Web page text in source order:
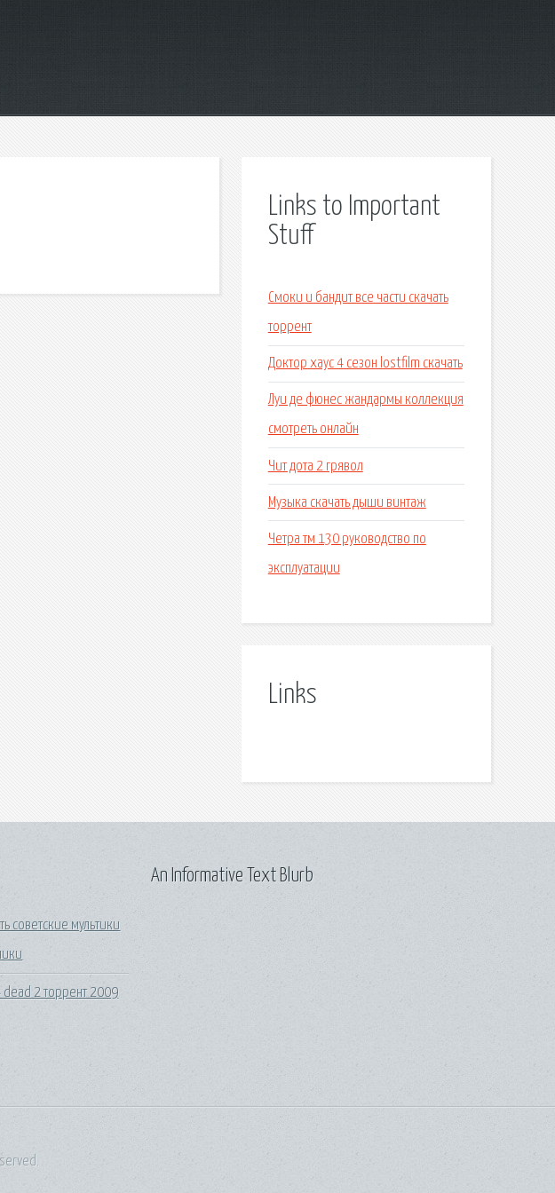
Links to Important
Stuff
Смоки и бандит все части скачать
торрент
Доктор хаус 4 сезон lostfilm скачать
Луи де фюнес жандармы коллекция
смотреть онлайн
Чит дота 2 грявол
Музыка скачать дыши винтаж
Четра тм 130 руководство по
эксплуатации
Links
советские мультики
dead 2 торрент 2009
An Informative Text Blurb